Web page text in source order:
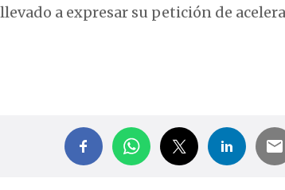
a expresar su petición de